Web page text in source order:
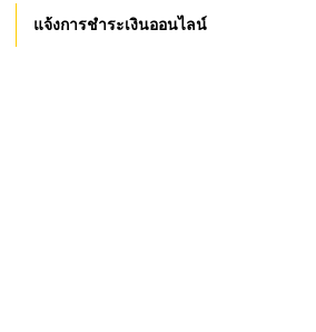
แจ้งการชำระเงินออนไลน์